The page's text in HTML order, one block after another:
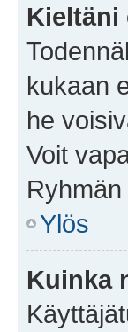
Kieltäni
kukaan
he
Voit
Ylös
Kuinka